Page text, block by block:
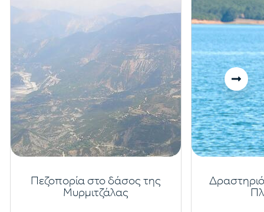
Πεζοπορία στο δάσος της
Μυρμιτζάλας